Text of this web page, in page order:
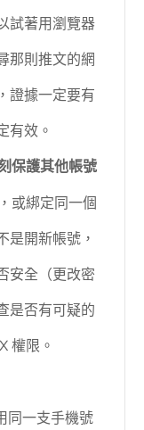
試著用瀏覽器
那則推文的網
證據一定要有
有效。
保護其他帳號
或綁定同一個
是開新帳號，
安全（更改密
是否有可疑的
權限。
同一支手機號